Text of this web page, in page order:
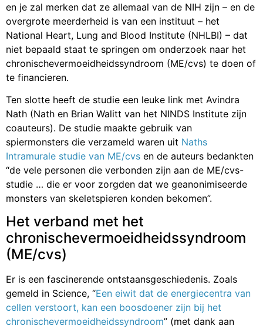
en je zal merken dat ze allemaal van de NIH zijn – en de
overgrote meerderheid is van een instituut – het
National Heart, Lung and Blood Institute (NHLBI) – dat
niet bepaald staat te springen om onderzoek naar het
chronischevermoeidheidssyndroom (ME/cvs) te doen of
te financieren.
Ten slotte heeft de studie een leuke link met Avindra
Nath (Nath en Brian Walitt van het NINDS Institute zijn
coauteurs). De studie maakte gebruik van
spiermonsters die verzameld waren uit Naths
Intramurale studie van ME/cvs en de auteurs bedankten
“de vele personen die verbonden zijn aan de ME/cvs-
studie … die er voor zorgden dat we geanonimiseerde
monsters van skeletspieren konden bekomen”.
Het verband met het
chronischevermoeidheidssyndroom
(ME/cvs)
Er is een fascinerende ontstaansgeschiedenis. Zoals
gemeld in Science, “Een eiwit dat de energiecentra van
cellen verstoort, kan een boosdoener zijn bij het
chronischevermoeidheidssyndroom” (met dank aan